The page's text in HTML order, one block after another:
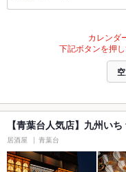
カレンダ
下記ボタンを押
【青葉台人気店】九州い
居酒屋 青葉台